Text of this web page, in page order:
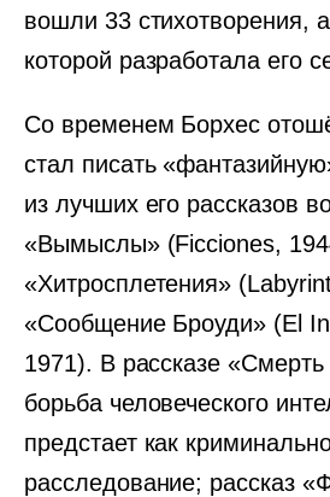
вошли 33 стихотворения,
которой разработала его
Со временем Борхес
стал писать
из лучших его рассказов
«Вымыслы» (Ficciones,
«Хитросплетения»
«Сообщение Броуди» (El
1971). В рассказе «Смерть
борьба человеческого
предстает как
расследование; рассказ